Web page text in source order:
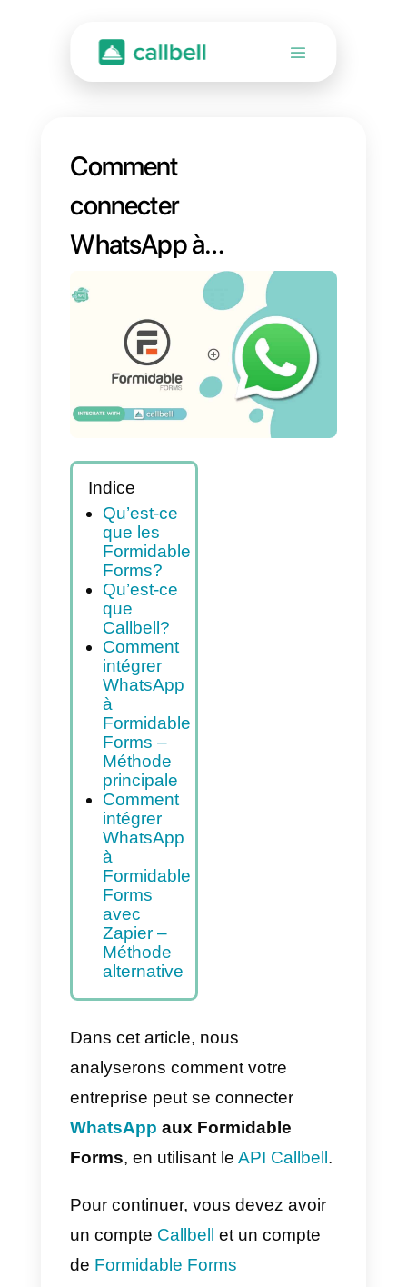
Comment
connecter
WhatsApp à
Formidable Forms |
Callbell
Indice
Qu’est-ce
que les
Formidable
Forms?
Qu’est-ce
que
Callbell?
Comment
intégrer
WhatsApp
Formidable
Forms –
Méthode
principale
Comment
intégrer
WhatsApp
à
Formidable
Forms
avec
Zapier –
Méthode
alternative
Dans cet article, nous